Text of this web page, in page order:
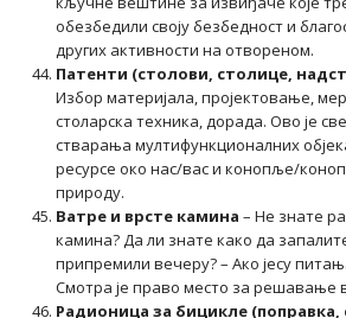
обезбедили своју безбедност и
других активности на отвореном.
Патенти (столови, столице,
Избор материјала, пројектовање,
столарска техника, дорада. Ово је
стварања мултифункционалних
ресурсе око нас/вас и конопље/
природу.
Ватре и врсте камина – Не знате
камина? Да ли знате како да
припремили вечеру? – Ако јесу
Смотра је право место за решавање
​​Радионица за бицикле (поправка,